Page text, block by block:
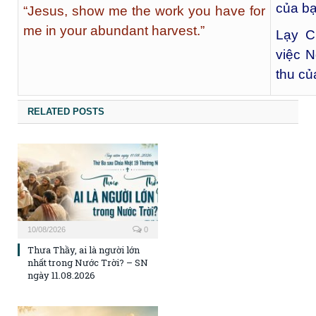
“Jesus, show me the work you have for
me in your abundant harvest.”
của
Lạy
việc
thu
RELATED POSTS
10/08/2026 0
Thưa Thầy, ai là người lớn
nhất trong Nước Trời? – SN
ngày 11.08.2026